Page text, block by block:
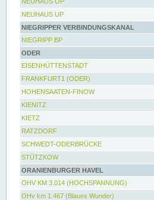
NEUHAUS UP
NIEGRIPPER VERBINDUNGSKANAL
NIEGRIPP BP
ODER
EISENHÜTTENSTADT
FRANKFURT1 (ODER)
HOHENSAATEN-FINOW
KIENITZ
KIETZ
RATZDORF
SCHWEDT-ODERBRÜCKE
STÜTZKOW
ORANIENBURGER HAVEL
OHV KM 3.014 (HOCHSPANNUNG)
OHv km 1.467 (Blaues Wunder)